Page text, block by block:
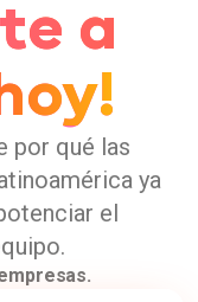
a
por qué las
ya
el